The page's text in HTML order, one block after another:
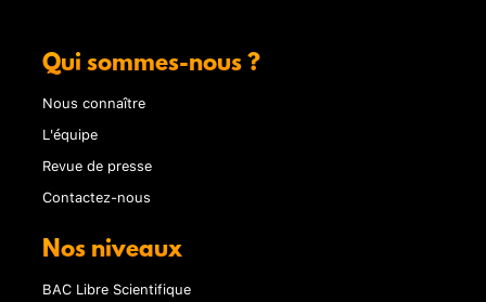
Qui sommes-nous ?
Nous connaître
L'équipe
Revue de presse
Contactez-nous
Nos niveaux
BAC Libre Scientifique